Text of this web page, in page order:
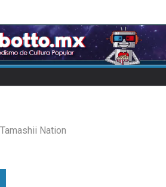
Tamashii Nation